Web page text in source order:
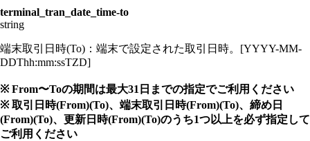
terminal_tran_date_time-to
string
端末取引日時(To)：端末で設定された取引日時。[YYYY-MM-
DDThh:mm:ssTZD]
※ From〜Toの期間は最大31日までの指定でご利用ください
※ 取引日時(From)(To)、端末取引日時(From)(To)、締め日
(From)(To)、更新日時(From)(To)のうち1つ以上を必ず指定して
ご利用ください